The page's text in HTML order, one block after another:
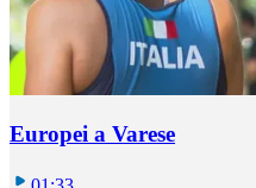
Europei a Varese